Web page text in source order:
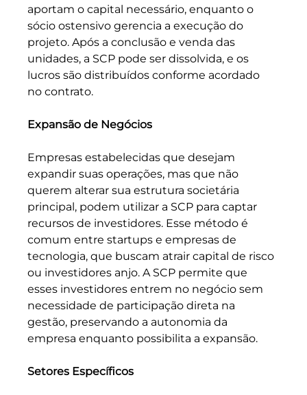
aportam o capital necessário, enquanto o
sócio ostensivo gerencia a execução do
projeto. Após a conclusão e venda das
unidades, a SCP pode ser dissolvida, e os
lucros são distribuídos conforme acordado
no contrato.
Expansão de Negócios
Empresas estabelecidas que desejam
expandir suas operações, mas que não
querem alterar sua estrutura societária
principal, podem utilizar a SCP para captar
recursos de investidores. Esse método é
comum entre startups e empresas de
tecnologia, que buscam atrair capital de risco
ou investidores anjo. A SCP permite que
esses investidores entrem no negócio sem
necessidade de participação direta na
gestão, preservando a autonomia da
empresa enquanto possibilita a expansão.
Setores Específicos